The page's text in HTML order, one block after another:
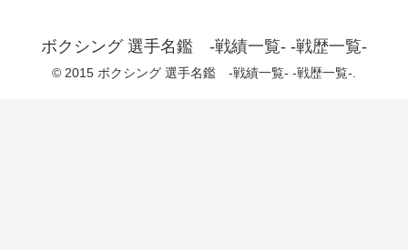
ボクシング 選手名鑑 -戦績一覧- -戦歴一覧-
© 2015 ボクシング 選手名鑑 -戦績一覧- -戦歴一覧-.